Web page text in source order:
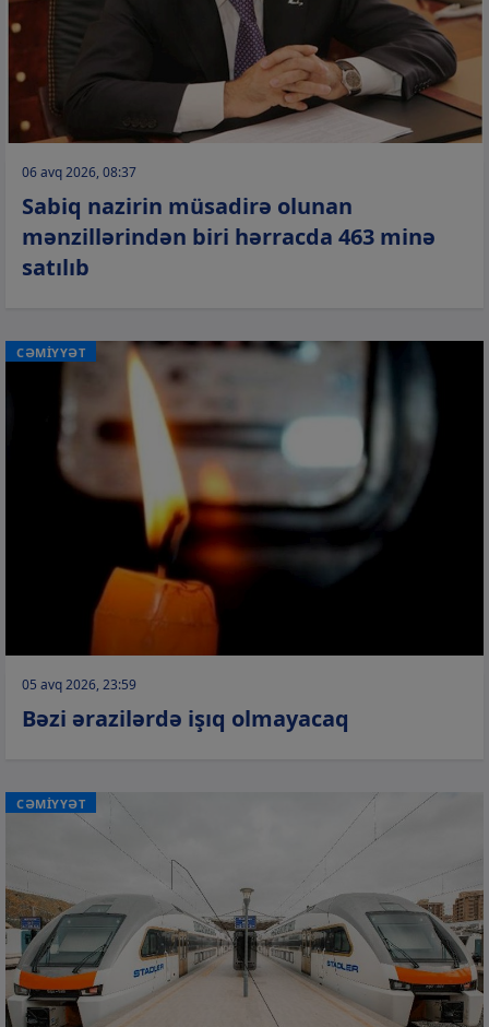
06 avq 2026, 08:37
Sabiq nazirin müsadirə olunan
mənzillərindən biri hərracda 463 minə
satılıb
CƏMİYYƏT
05 avq 2026, 23:59
Bəzi ərazilərdə işıq olmayacaq
CƏMİYYƏT